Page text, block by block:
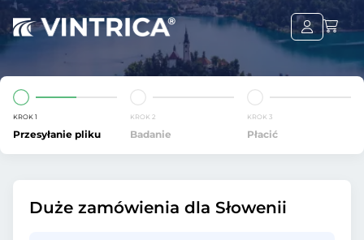
KROK 1
Przesyłanie pliku
KROK 2
Badanie
KROK 3
Płacić
Duże zamówienia dla Słowenii